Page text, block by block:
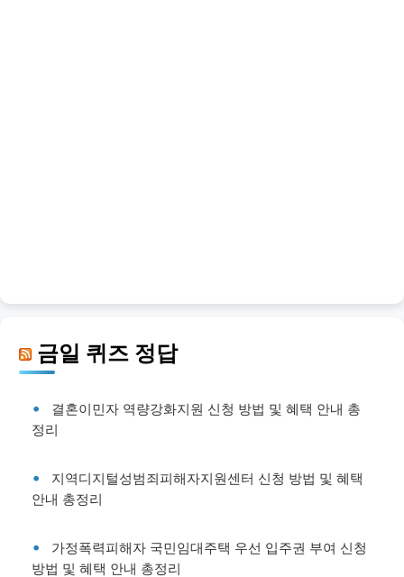
금일 퀴즈 정답
결혼이민자 역량강화지원 신청 방법 및 혜택 안내 총
정리
지역디지털성범죄피해자지원센터 신청 방법 및 혜택
안내 총정리
가정폭력피해자 국민임대주택 우선 입주권 부여 신청
방법 및 혜택 안내 총정리